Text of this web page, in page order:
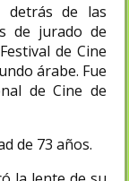
detrás de las
de jurado de
de Cine
árabe. Fue
de Cine de
de 73 años.